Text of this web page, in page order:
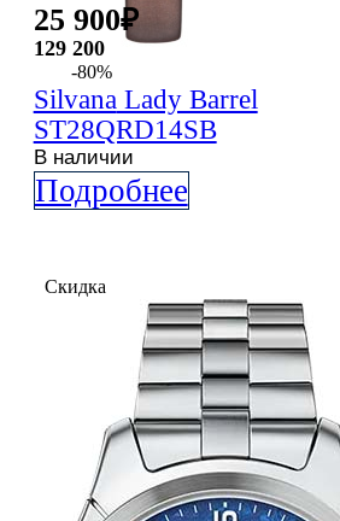
25 900₽
129 200
-80%
SilvanaLady Barrel
ST28QRD14SB
В наличии
Подробнее
Скидка